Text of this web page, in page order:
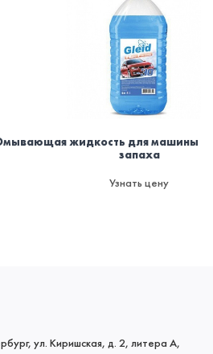
для машины зимняя -30. Без
ул. Киришская, д. 2, литера А,